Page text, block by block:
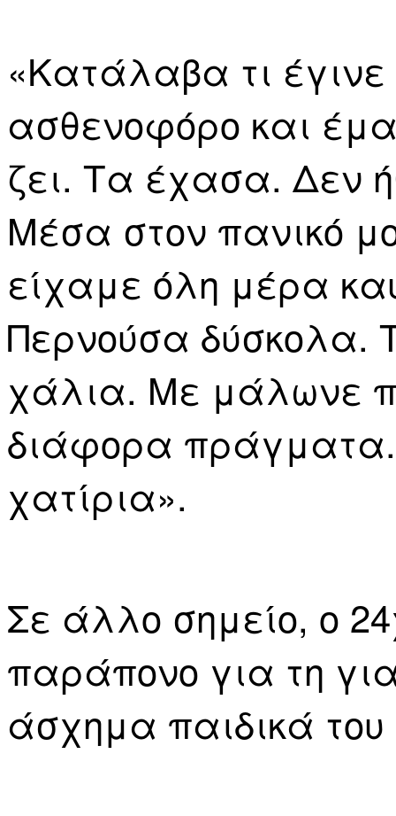
«Κατάλαβα τι
ασθενοφόρο και
ζει. Τα έχασα. Δεν
Μέσα στον πανικό
είχαμε όλη μέρα
Περνούσα δύσκολα.
χάλια. Με μάλωνε
διάφορα
χατίρια».
Σε άλλο σημείο, ο
παράπονο για τη
άσχημα παιδικά